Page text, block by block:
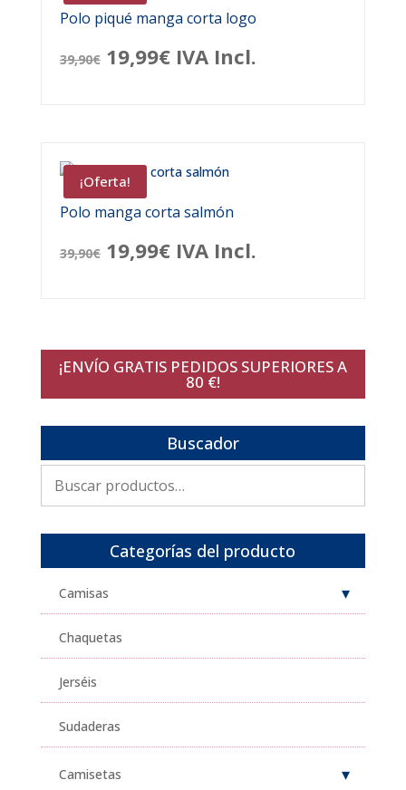
Polo piqué manga corta logo
39,90€ El
39,90€.
19,99€ElIVA Incl.
¡Oferta!
Polo manga corta salmón
39,90€ El
era:
19,99€El
es:
19,99€.
IVA Incl.
¡ENVÍO GRATIS PEDIDOS SUPERIORES A
80 €!
Buscador
por:
Categorías del producto
Camisas
Chaquetas
Jerséis
Sudaderas
Camisetas